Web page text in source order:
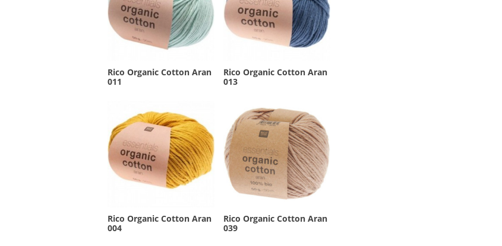
Rico Organic Cotton Aran
011
Rico Organic Cotton Aran
013
Rico Organic Cotton Aran
004
Rico Organic Cotton Aran
039